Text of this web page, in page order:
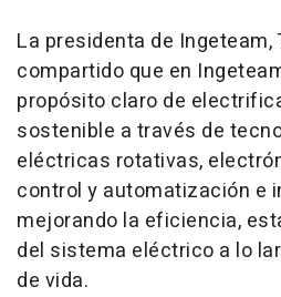
La presidenta de Ingeteam,
compartido que en
propósito claro de
sostenible a través de
eléctricas rotativas,
control y automatización e
mejorando la eficiencia,
del sistema eléctrico a lo
de vida.